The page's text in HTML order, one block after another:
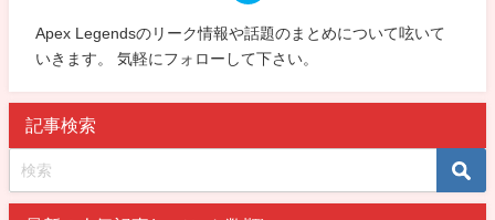
Apex Legendsのリーク情報や話題のまとめについて呟いて
いきます。 気軽にフォローして下さい。
記事検索